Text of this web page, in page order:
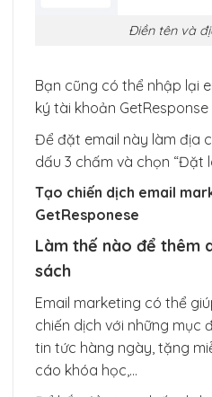
Điền tên và
Bạn cũng có thể nhập lại
ký tài khoản
Để đặt email này làm địa
dấu 3 chấm và chọn “Đặt
Tạo chiến dịch email
GetResponese
Làm thế nào để thêm
sách
Email marketing có thể
chiến dịch với những mục
tin tức hàng ngày, tặng
cáo khóa học,…